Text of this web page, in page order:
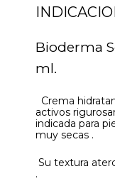
Bioderma
ml.
Crema
activos
indicada para
muy secas .
Su textura
.